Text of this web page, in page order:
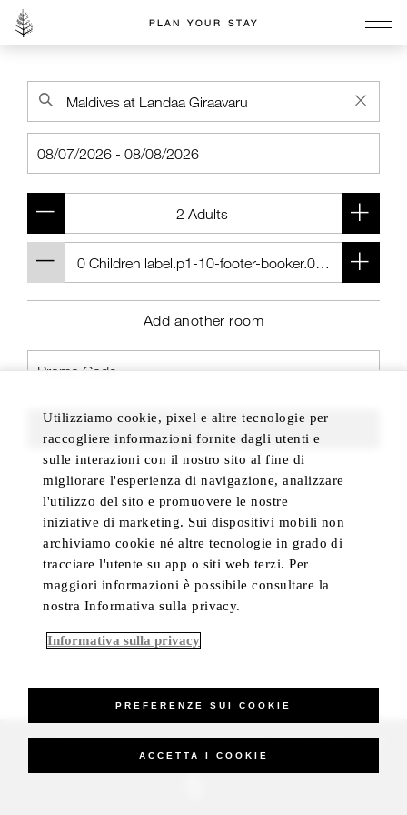
PLAN YOUR STAY
Add another room
FIND ROOMS
_Four Seasons Hotels Limited 1997-2026. All Rights Reserved.
Utilizziamo cookie, pixel e altre tecnologie per
raccogliere informazioni fornite dagli utenti e
sulle interazioni con il nostro sito al fine di
migliorare l'esperienza di navigazione, analizzare
l'utilizzo del sito e promuovere le nostre
iniziative di marketing. Sui dispositivi mobili non
archiviamo cookie né altre tecnologie in grado di
tracciare l'utente su app o siti web terzi. Per
maggiori informazioni è possibile consultare la
nostra Informativa sulla privacy.
Informativa sulla privacy
PREFERENZE SUI COOKIE
ACCETTA I COOKIE